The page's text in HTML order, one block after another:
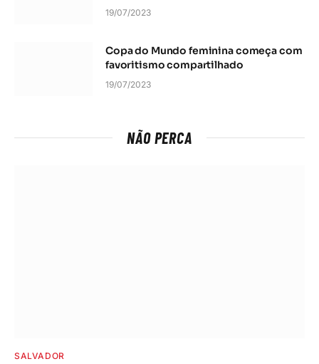
19/07/2023
Copa do Mundo feminina começa com
favoritismo compartilhado
19/07/2023
NÃO PERCA
SALVADOR